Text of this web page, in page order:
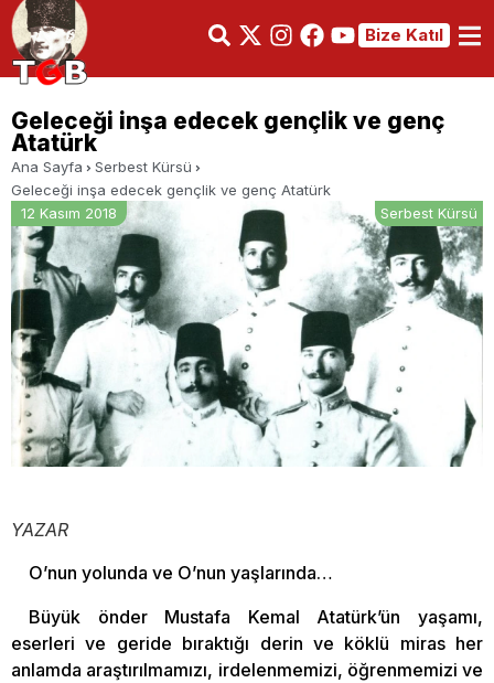
Bize Katıl
Geleceği inşa edecek gençlik ve genç
Atatürk
Ana Sayfa
Serbest Kürsü
Geleceği inşa edecek gençlik ve genç Atatürk
12 Kasım 2018
Serbest Kürsü
YAZAR
O’nun yolunda ve O’nun yaşlarında…
Büyük önder Mustafa Kemal Atatürk’ün yaşamı,
eserleri ve geride bıraktığı derin ve köklü miras her
anlamda araştırılmamızı, irdelenmemizi, öğrenmemizi ve